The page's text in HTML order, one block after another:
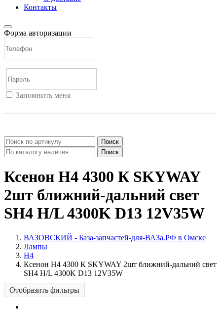
Контакты
Форма авторизации
Запомнить меня
Поиск
Поиск
Ксенон Н4 4300 К SKYWAY
2шт ближний-дальний свет
SH4 H/L 4300K D13 12V35W
ВАЗОВСКИЙ - База-запчастей-для-ВАЗа.РФ в Омске
Лампы
H4
Ксенон Н4 4300 К SKYWAY 2шт ближний-дальний свет
SH4 H/L 4300K D13 12V35W
Отобразить фильтры